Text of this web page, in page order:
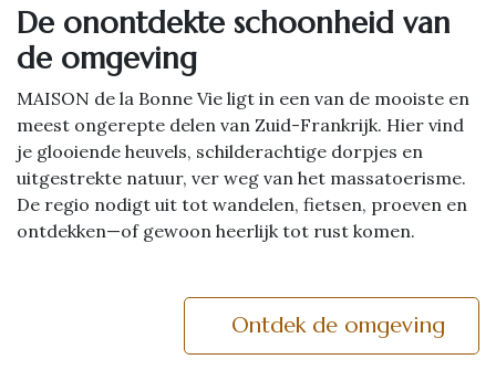
De onontdekte schoonheid van
de omgeving
MAISON de la Bonne Vie ligt in een van de mooiste en
meest ongerepte delen van Zuid-Frankrijk. Hier vind
je glooiende heuvels, schilderachtige dorpjes en
uitgestrekte natuur, ver weg van het massatoerisme.
De regio nodigt uit tot wandelen, fietsen, proeven en
ontdekken—of gewoon heerlijk tot rust komen.
Ontdek de omgeving